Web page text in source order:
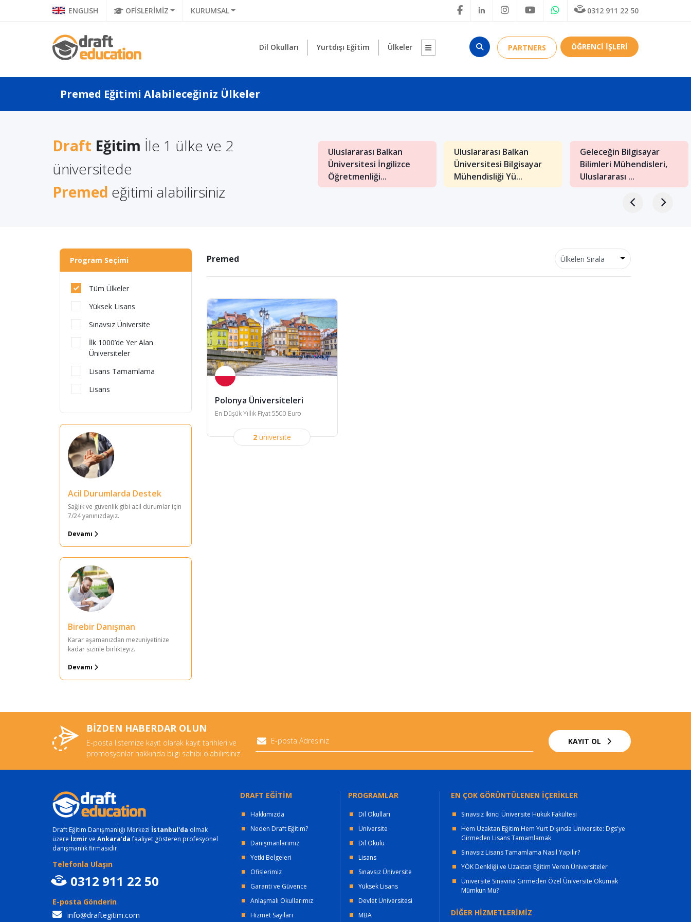
ENGLISH OFİSLERİMİZ KURUMSAL 0312 911 22 50
Dil Okulları Yurtdışı Eğitim Ülkeler PARTNERS ÖĞRENCİ İŞLERİ
Premed Eğitimi Alabileceğiniz Ülkeler
Draft Eğitim İle 1 ülke ve 2
üniversitede
Premed eğitimi alabilirsiniz
Litvanya'da Yüksek
Lisans Eğitimi Almanın
Avantajları
Uluslararası Balkan
Üniversitesi İngilizce
Öğretmenliği...
Uluslararası Balkan
Üniversitesi Bilgisayar
Mühendisliği Yü...
Geleceğin Bilgisayar
Bilimleri Mühendisleri,
Uluslararası ...
Program Seçimi
Tüm Ülkeler
Yüksek Lisans
Sınavsız Üniversite
İlk 1000’de Yer Alan
Üniversiteler
Lisans Tamamlama
Lisans
Acil Durumlarda Destek
Sağlık ve güvenlik gibi acil durumlar için
7/24 yanınızdayız.
Devamı
Birebir Danışman
Karar aşamanızdan mezuniyetinize
kadar sizinle birlikteyiz.
Devamı
Premed
Polonya Üniversiteleri
En Düşük Yıllık Fiyat 5500 Euro
2 üniversite
BİZDEN HABERDAR OLUN
E-posta listemize kayıt olarak kayıt tarihleri ve
promosyonlar hakkında bilgi sahibi olabilirsiniz.
KAYIT OL
Draft Eğitim Danışmanlığı Merkezi İstanbul'da olmak
üzere İzmirve Ankara'dafaaliyet gösteren profesyonel
danışmanlık firmasıdır.
Telefonla Ulaşın
0312 911 22 50
E-posta Gönderin
info@draftegitim.com
DRAFT EĞİTİM
Hakkımızda
Neden Draft Eğitim?
Danışmanlarımız
Yetki Belgeleri
Ofislerimiz
Garanti ve Güvence
Anlaşmalı Okullarımız
Hizmet Sayıları
PROGRAMLAR
Dil Okulları
Üniversite
Dil Okulu
Lisans
Sınavsız Üniversite
Yüksek Lisans
Devlet Üniversitesi
MBA
EN ÇOK GÖRÜNTÜLENEN İÇERİKLER
Sınavsız İkinci Üniversite Hukuk Fakültesi
Hem Uzaktan Eğitim Hem Yurt Dışında Üniversite: Dgs'ye
Girmeden Lisans Tamamlamak
Sınavsız Lisans Tamamlama Nasıl Yapılır?
YÖK Denkliği ve Uzaktan Eğitim Veren Üniversiteler
Üniversite Sınavına Girmeden Özel Üniversite Okumak
Mümkün Mü?
DİĞER HİZMETLERİMİZ